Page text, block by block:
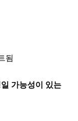
됨
가능성이 있는